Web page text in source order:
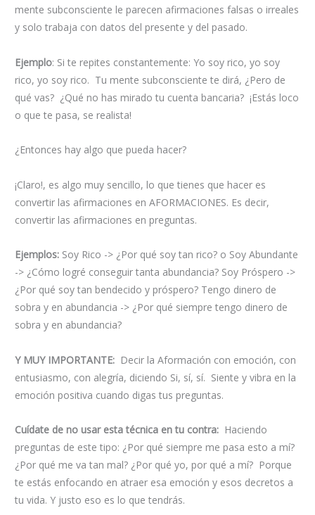
mente subconsciente le parecen afirmaciones falsas o irreales
y solo trabaja con datos del presente y del pasado.
Ejemplo: Si te repites constantemente: Yo soy rico, yo soy
rico, yo soy rico. Tu mente subconsciente te dirá, ¿Pero de
qué vas? ¿Qué no has mirado tu cuenta bancaria? ¡Estás loco
o que te pasa, se realista!
¿Entonces hay algo que pueda hacer?
¡Claro!, es algo muy sencillo, lo que tienes que hacer es
convertir las afirmaciones en AFORMACIONES. Es decir,
convertir las afirmaciones en preguntas.
Ejemplos: Soy Rico -> ¿Por qué soy tan rico? o Soy Abundante
-> ¿Cómo logré conseguir tanta abundancia? Soy Próspero ->
¿Por qué soy tan bendecido y próspero? Tengo dinero de
sobra y en abundancia -> ¿Por qué siempre tengo dinero de
sobra y en abundancia?
Y MUY IMPORTANTE: Decir la Aformación con emoción, con
entusiasmo, con alegría, diciendo Si, sí, sí. Siente y vibra en la
emoción positiva cuando digas tus preguntas.
Cuídate de no usar esta técnica en tu contra: Haciendo
preguntas de este tipo: ¿Por qué siempre me pasa esto a mí?
¿Por qué me va tan mal? ¿Por qué yo, por qué a mí? Porque
te estás enfocando en atraer esa emoción y esos decretos a
tu vida. Y justo eso es lo que tendrás.